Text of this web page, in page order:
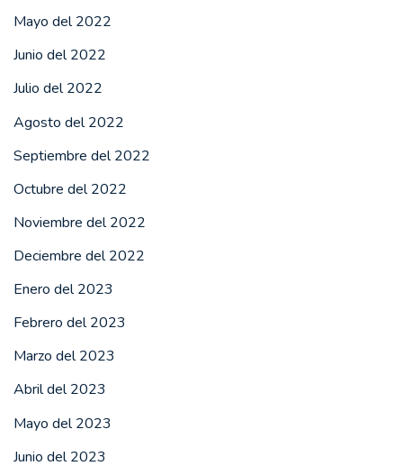
Mayo del 2022
Junio del 2022
Julio del 2022
Agosto del 2022
Septiembre del 2022
Octubre del 2022
Noviembre del 2022
Deciembre del 2022
Enero del 2023
Febrero del 2023
Marzo del 2023
Abril del 2023
Mayo del 2023
Junio del 2023